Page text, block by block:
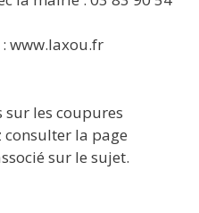
www.laxou.fr
sur les coupures
consulter la page
sur le sujet.